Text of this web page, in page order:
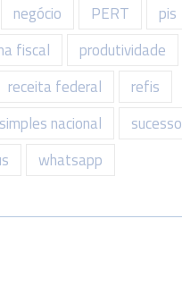
negócio PERT
pis
fiscal
produtividade
receita federal
refis
simples nacional
sucesso
whatsapp